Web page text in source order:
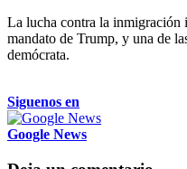
La lucha contra la inmigración
mandato de Trump, y una de
demócrata.
Siguenos en
Google News